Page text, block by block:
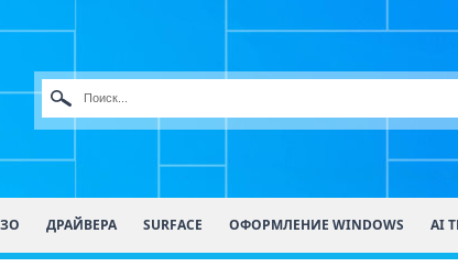
ДРАЙВЕРА SURFACE ОФОРМЛЕНИЕ WINDOWS AI